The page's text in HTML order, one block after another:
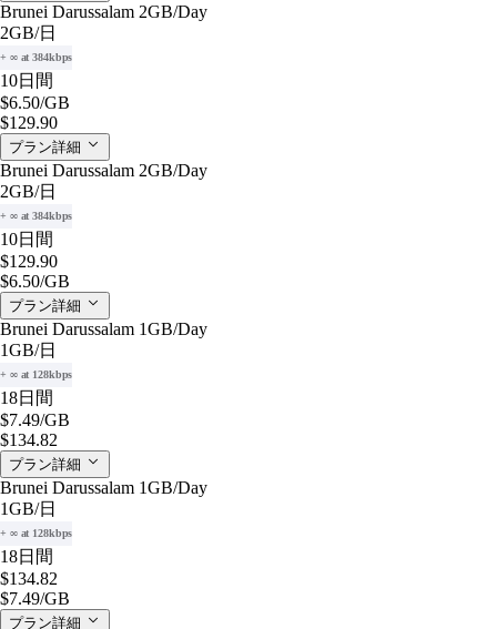
Brunei Darussalam 2GB/Day
2GB/日
+ ∞ at 384kbps
10日間
$6.50/GB
$129.90
プラン詳細
Brunei Darussalam 2GB/Day
2GB/日
+ ∞ at 384kbps
10日間
$129.90
$6.50/GB
プラン詳細
Brunei Darussalam 1GB/Day
1GB/日
+ ∞ at 128kbps
18日間
$7.49/GB
$134.82
プラン詳細
Brunei Darussalam 1GB/Day
1GB/日
+ ∞ at 128kbps
18日間
$134.82
$7.49/GB
プラン詳細